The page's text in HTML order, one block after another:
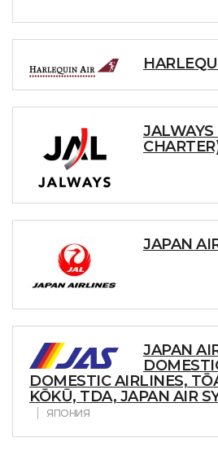
JALWAYS
JAPAN
JAPAN
DOMESTIC AIRLINES,
KŌKŪ, TDA, JAPAN AIR
ЯПОНИЯ